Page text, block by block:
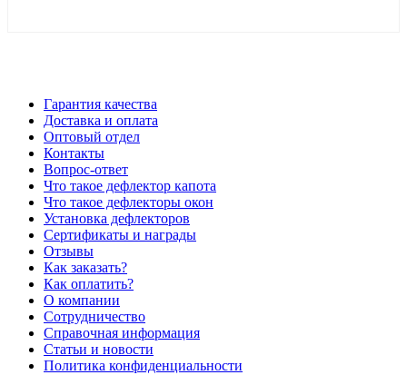
Гарантия качества
Доставка и оплата
Оптовый отдел
Контакты
Вопрос-ответ
Что такое дефлектор капота
Что такое дефлекторы окон
Установка дефлекторов
Сертификаты и награды
Отзывы
Как заказать?
Как оплатить?
О компании
Сотрудничество
Справочная информация
Статьи и новости
Политика конфиденциальности